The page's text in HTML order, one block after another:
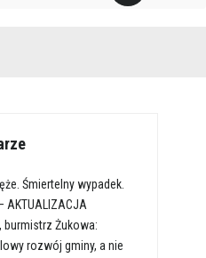
Śmiertelny wypadek.
AKTUALIZACJA
burmistrz Żukowa:
rozwój gminy, a nie